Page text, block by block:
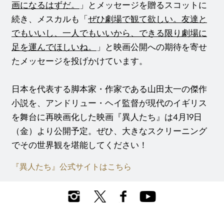
画になるはずだ。
」とメッセージを贈るスコットに
続き、メスカルも「 ぜひ劇場で観て欲しい。友達と
でもいいし、一人でもいいから、できる限り劇場に
足を運んでほしいね。
」と映画公開への期待を寄せ
たメッセージを投げかけています。
日本を代表する脚本家・作家である山田太一の傑作
小説を、アンドリュー・ヘイ監督が現代のイギリス
を舞台に再映画化した映画『異人たち』は4月19日
（金）より公開予定。ぜひ、大きなスクリーニング
でその世界観を堪能してください！
『異人たち』公式サイトはこちら